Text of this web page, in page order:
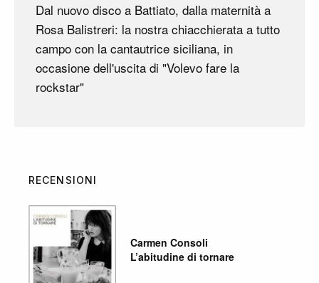
Dal nuovo disco a Battiato, dalla maternità a
Rosa Balistreri: la nostra chiacchierata a tutto
campo con la cantautrice siciliana, in
occasione dell'uscita di "Volevo fare la
rockstar"
RECENSIONI
Carmen Consoli
L’abitudine di tornare